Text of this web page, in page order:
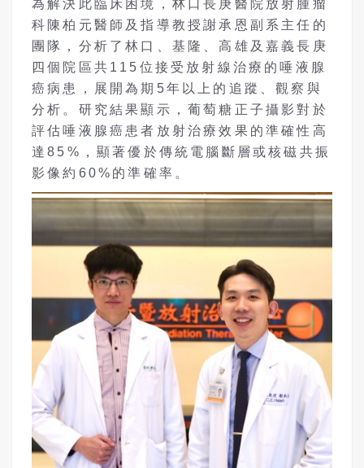
為解決此臨床困境，林口長庚醫院放射腫瘤
科陳柏元醫師及指導教授謝承恩副系主任的
團隊，分析了林口、基隆、高雄及嘉義長庚
四個院區共115位接受放射線治療的唾液腺
癌病患，展開為期5年以上的追蹤、觀察與
分析。研究結果顯示，葡萄糖正子攝影對於
評估唾液腺癌患者放射治療效果的準確性高
達85%，顯著優於傳統電腦斷層或核磁共振
影像約60%的準確率。